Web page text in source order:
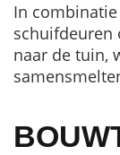
In
schuifdeuren
naar de tuin,